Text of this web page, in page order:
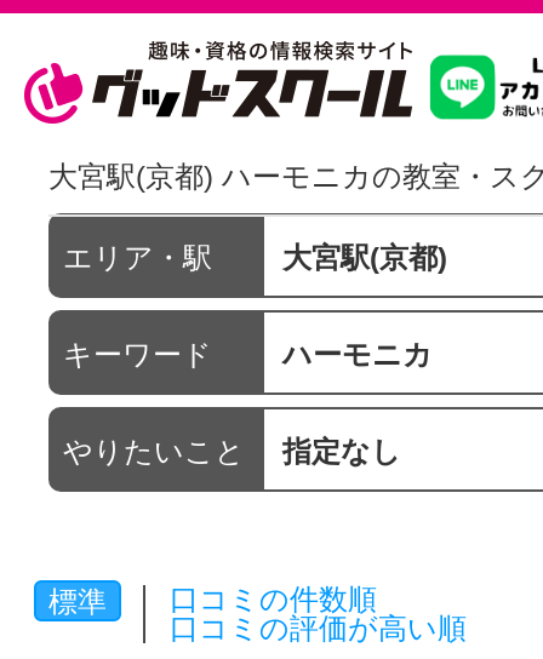
習いたいこ
スクールを
駅・路線か
通信講座を
体験レッス
大宮駅(京都) ハーモニカの教室・ス
エリア・駅 大宮駅(京都)
キーワード ハーモニカ
やりたいこと 指定なし
標準
口コミの件数順
口コミの評価が高い順